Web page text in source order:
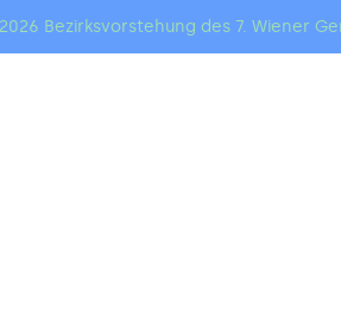
Bezirksvorstehung des 7. Wiener